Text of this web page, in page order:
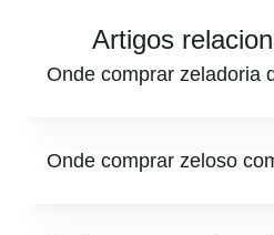
Artigos
Onde comprar zeladoria
Onde comprar zeloso